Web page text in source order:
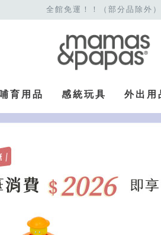
全館免運！！（部分品除外）
育用品 感統玩具 外出用